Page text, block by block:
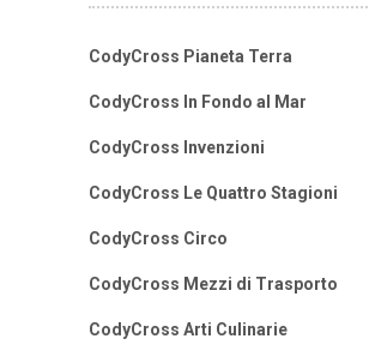
CodyCross Pianeta Terra
CodyCross In Fondo al Mar
CodyCross Invenzioni
CodyCross Le Quattro Stagioni
CodyCross Circo
CodyCross Mezzi di Trasporto
CodyCross Arti Culinarie